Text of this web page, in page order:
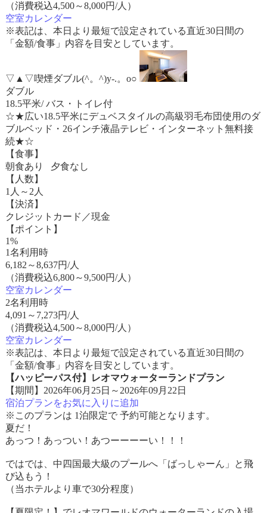
（消費税込4,500～8,000円/人）
空室カレンダー
※表記は、本日より最短で設定されている直近30日間の
「金額/食事」内容を目安としています。
▽▲▽喫煙ダブル(^。^)y-.。o○
ダブル
18.5平米/ バス・トイレ付
☆★広い18.5平米にデュベスタイルの高級羽毛布団使用のダ
ブルベッド・26インチ液晶テレビ・インターネット無料接
続★☆
【食事】
朝食あり 夕食なし
【人数】
1人～2人
【決済】
クレジットカード／現金
【ポイント】
1%
1名利用時
6,182 ～8,637円/人
（消費税込6,800～9,500円/人）
空室カレンダー
2名利用時
4,091 ～ 7,273円/人
（消費税込4,500～8,000円/人）
空室カレンダー
※表記は、本日より最短で設定されている直近30日間の
「金額/食事」内容を目安としています。
【ハッピーパス付】レオマウォーターランドプラン
【期間】2026年06月25日～2026年09月22日
宿泊プランをお気に入りに追加
※このプランは 1泊限定で 予約可能となります。
夏だ！
あっつ！あっつい！あつーーーーい！！！
ではでは、中四国最大級のプールへ「ばっしゃーん」と飛
び込もう！
（当ホテルより車で30分程度）